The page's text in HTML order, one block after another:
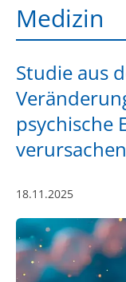
Medizin
Studie aus
psychische
verursachen
18.11.2025